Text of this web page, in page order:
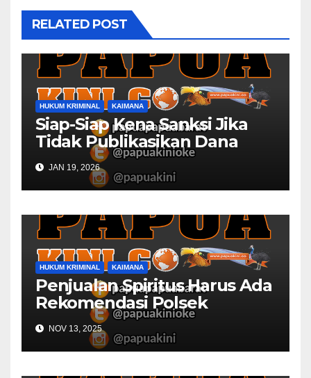
RELATED POST
HUKUM KRIMINAL KAIMANA
Siap-Siap Kena Sanksi Jika
Tidak Publikasikan Dana
Desa
JAN 19, 2026
HUKUM KRIMINAL KAIMANA
Penjualan Spiritus Harus Ada
Rekomendasi Polsek
Kaimana
NOV 13, 2025